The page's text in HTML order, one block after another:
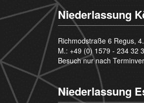
Niederlassung
Richmodstraße 6 Regus,
M.: +49 (0) 1579 - 234 32
Besuch nur nach
Niederlassung